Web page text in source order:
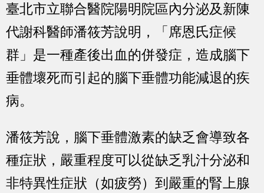
臺北市立聯合醫院陽明院區內分泌及新陳
代謝科醫師潘筱芳說明，「席恩氏症候
群」是一種產後出血的併發症，造成腦下
垂體壞死而引起的腦下垂體功能減退的疾
病。
潘筱芳說，腦下垂體激素的缺乏會導致各
種症狀，嚴重程度可以從缺乏乳汁分泌和
非特異性症狀（如疲勞）到嚴重的腎上腺